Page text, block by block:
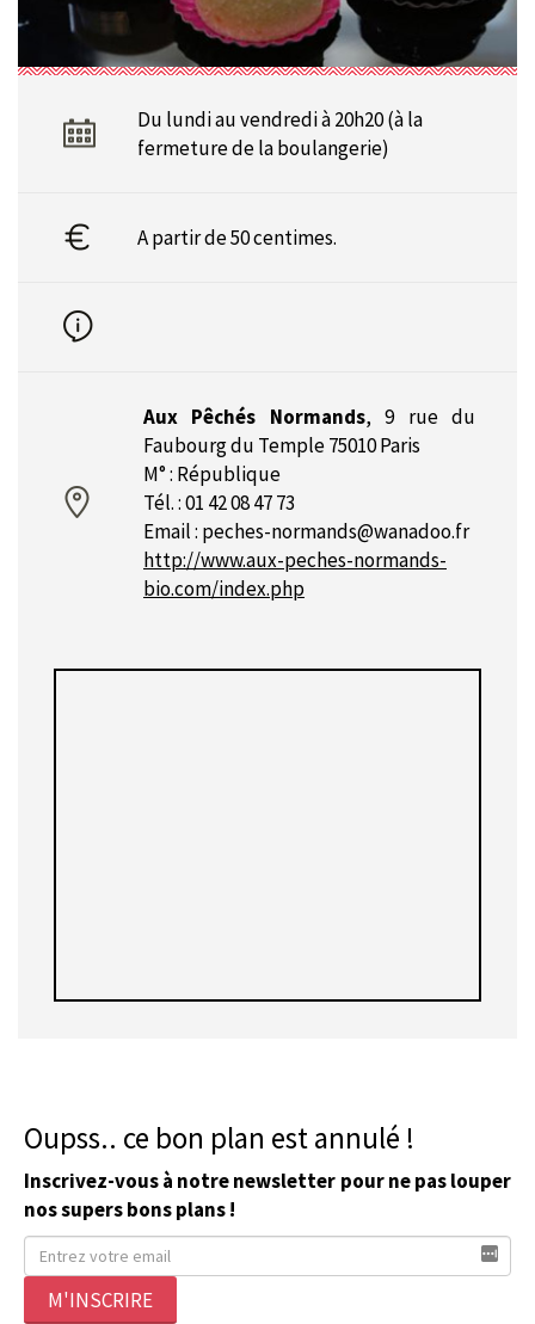
Du lundi au vendredi à 20h20 (à la
fermeture de la boulangerie)
A partir de 50 centimes.
Aux Pêchés Normands,9 rue du
Faubourg du Temple 75010 Paris
M° : République
Tél. : 01 42 08 47 73
Email : peches-normands@wanadoo.fr
http://www.aux-peches-normands-
bio.com/index.php
Oupss.. ce bon plan est annulé !
Inscrivez-vous à notre newsletter pour ne pas louper
nos supers bons plans !
M'INSCRIRE